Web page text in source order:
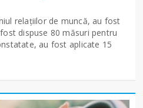
relațiilor de muncă, au fost
dispuse 80 măsuri pentru
au fost aplicate 15